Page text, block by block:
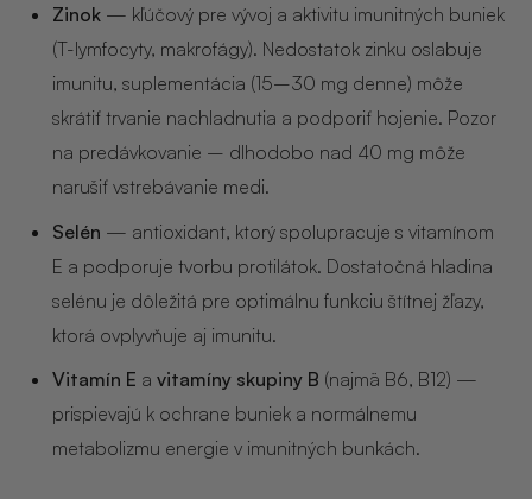
Zinok — kľúčový pre vývoj a aktivitu imunitných buniek
(T-lymfocyty, makrofágy). Nedostatok zinku oslabuje
imunitu, suplementácia (15–30 mg denne) môže
skrátiť trvanie nachladnutia a podporiť hojenie. Pozor
na predávkovanie – dlhodobo nad 40 mg môže
narušiť vstrebávanie medi.
Selén — antioxidant, ktorý spolupracuje s vitamínom
E a podporuje tvorbu protilátok. Dostatočná hladina
selénu je dôležitá pre optimálnu funkciu štítnej žľazy,
ktorá ovplyvňuje aj imunitu.
Vitamín E a vitamíny skupiny B (najmä B6, B12) —
prispievajú k ochrane buniek a normálnemu
metabolizmu energie v imunitných bunkách.